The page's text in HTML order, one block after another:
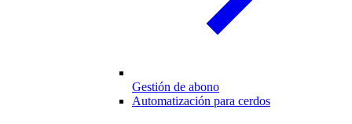
Gestión de abono
Automatización para cerdos